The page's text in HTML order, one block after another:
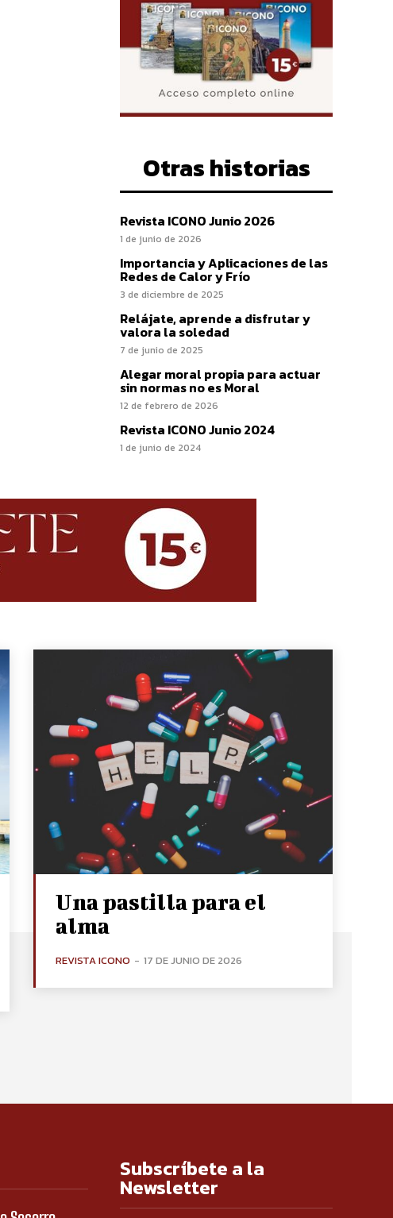
Otras historias
Revista ICONO Junio 2026
1 de junio de 2026
Importancia y Aplicaciones de las
Redes de Calor y Frío
3 de diciembre de 2025
Relájate, aprende a disfrutar y
valora la soledad
7 de junio de 2025
Alegar moral propia para actuar
sin normas no es Moral
12 de febrero de 2026
Revista ICONO Junio 2024
1 de junio de 2024
Una pastilla para el
alma
REVISTA ICONO - 17 DE JUNIO DE 2026
Subscríbete a la
Newsletter